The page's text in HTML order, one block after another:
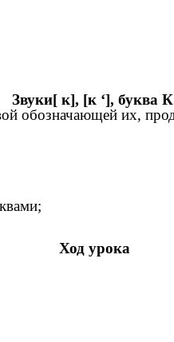
Звуки[ к], [к ‘], буква
обозначающей их,
Ход урока